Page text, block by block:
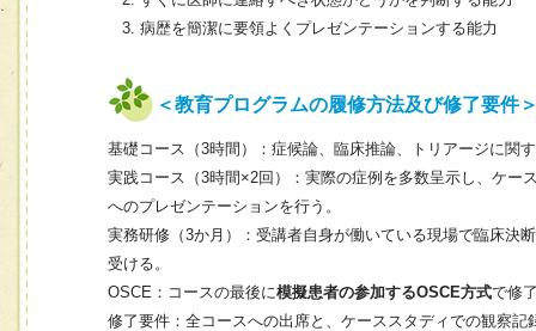
病歴を簡潔に要領よくプレゼンテーションする能力
＜教育プログラムの履修方法及び修了要件
基礎コース（3時間）：症候論、臨床推論、トリアージに関
実践コース（3時間×2回）：実際の症例を多数呈示し、ケー
へのプレゼンテーションを行う。
実務研修（3か月）：受講者自身が働いている現場で臨床決
受ける。
OSCE：コースの最後に模擬患者の参加するOSCE方式で修
修了要件：全コースへの出席と、ケーススタディでの観察